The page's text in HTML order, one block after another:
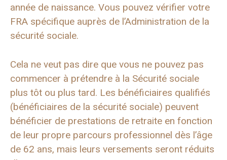
année de naissance. Vous pouvez vérifier votre
FRA spécifique auprès de l’Administration de la
sécurité sociale.
Cela ne veut pas dire que vous ne pouvez pas
commencer à prétendre à la Sécurité sociale
plus tôt ou plus tard. Les bénéficiaires qualifiés
(bénéficiaires de la sécurité sociale) peuvent
bénéficier de prestations de retraite en fonction
de leur propre parcours professionnel dès l’âge
de 62 ans, mais leurs versements seront réduits